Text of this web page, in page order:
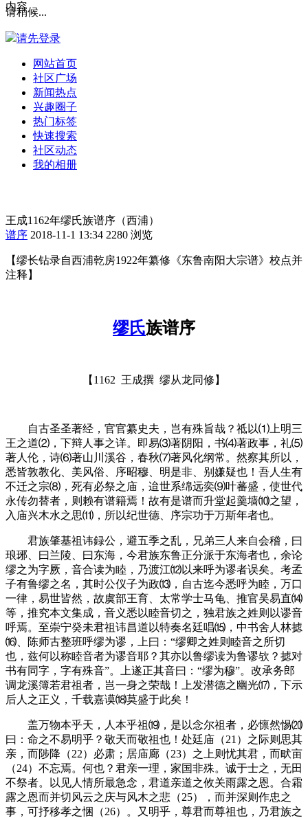
请稍候...
请先登录
网站首页
社区广场
新闻热点
兴趣圈子
热门标签
快速搜索
社区动态
我的相册
内容
王成1162年缪氏族谱序（西浦）
谱序 2018-11-1 13:34 2280 浏览
【缪长钻录自西浦乾房1922年纂修《东鲁南阳大宗谱》校点并
注释】
缪氏族谱序
【 1162 王成撰 缪从龙同修】
自古圣圣著经，官官纂史夫，岂有殊旨哉？祗以⑴上明三
王之道⑵，下辩人事之详。即易⑶著阴阳，书⑷著政事，礼⑸
著人伦，诗⑹著山川溪谷，春秋⑺著风化纲常。然察其所以，
悉皆敦教化、美风俗、序昭穆、明是非、别嫌疑也！吾人生有
不迁之宗⑻ ，死有必祭之庙，迨世系绵远奕⑼叶蕃盛，使世代
永传勿替者，则赖有谱籍焉！故有是谱而升堂起羹墙⑽之望，
入庙兴木水之思⑾ ，所以纪世德、序宗功于万斯年者也。
君族肇基祖讳録公，避五季之乱，兄弟三人来自会稽，曰
琅琊、曰兰陵、曰东海，今君族东鲁正分派于东海者也，余论
缪之为字厥，音合读为睦，乃渡江⑿以来呼为谬者误矣。考孟
子有鲁缪之名，其时公仪子为政⒀ ，自古迄今悉呼为睦，万口
一律，易世皆然，故虞部王育、太常学士马龟、推官吴易直⒁
等，推究本文集成，音义悉以睦音切之，独君族之姓则以谬音
呼焉。至崇宁癸未君祖讳昌道以特奏名廷唱⒂ ，中书舍人林摅
⒃ 、陈师古整班呼缪为谬，上曰：“缪卿之姓则睦音之所切
也，兹何以称睦音者为谬音耶？其亦以鲁缪读为鲁谬欤？摅对
书有同字，字有殊音”。上遂正其音曰：“缪为穆”。改承务郎
调龙溪簿若君祖者，岂一身之荣哉！上发潜德之幽光⒄ ，下示
后人之正义，千载嘉谟⒅莫盛于此矣！
盖万物本乎天，人本乎祖⒆ ，是以念尔祖者，必懔然惕⒇
曰：命之不易明乎？敬天而敬祖也！处廷庙（21 ）之际则思其
亲，而陟降（22）必肃；居庙廊（23）之上则忧其君，而畎亩
（24）不忘焉。何也？君亲一理，家国非殊。诚于士之，无田
不祭者。以见人情所最急念，君道亲道之攸关雨露之恩。合霜
露之恩而并切风云之庆与风木之悲（25），而并深则作忠之
事，可抒移孝之悃（26）。又明乎，尊君而尊祖也，乃君族之